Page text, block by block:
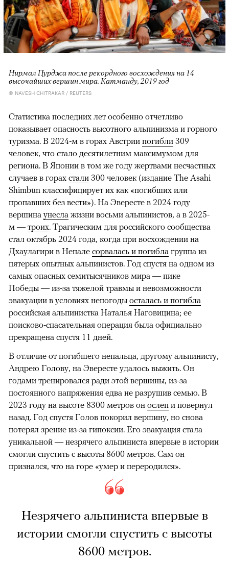
Нирмал Пурджа после рекордного восхождения на 14
высочайших вершин мира. Катманду, 2019 год
© NAVESH CHITRAKAR / REUTERS
Статистика последних лет особенно отчетливо
показывает опасность высотного альпинизма и горного
туризма. В 2024-м в горах Австрии погибли 309
человек, что стало десятилетним максимумом для
региона. В Японии в том же году жертвами несчастных
случаев в горах стали 300 человек (издание The Asahi
Shimbun классифицирует их как «погибших или
пропавших без вести»). На Эвересте в 2024 году
вершина унесла жизни восьми альпинистов, а в 2025-
м — троих. Трагическим для российского сообщества
стал октябрь 2024 года, когда при восхождении на
Дхаулагири в Непале сорвалась и погибла группа из
пятерых опытных альпинистов. Год спустя на одном из
самых опасных семитысячников мира — пике
Победы — из-за тяжелой травмы и невозможности
эвакуации в условиях непогоды осталась и погибла
российская альпинистка Наталья Наговицина; ее
поисково-спасательная операция была официально
прекращена спустя 11 дней.
В отличие от погибшего непальца, другому альпинисту,
Андрею Голову, на Эвересте удалось выжить. Он
годами тренировался ради этой вершины, из-за
постоянного напряжения едва не разрушив семью. В
2023 году на высоте 8300 метров он ослеп и повернул
назад. Год спустя Голов покорил вершину, но снова
потерял зрение из-за гипоксии. Его эвакуация стала
уникальной — незрячего альпиниста впервые в истории
смогли спустить с высоты 8600 метров. Сам он
признался, что на горе «умер и переродился».
Незрячего альпиниста впервые в
истории смогли спустить с высоты
8600 метров.